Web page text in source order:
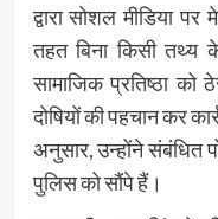
द्वारा सोशल मीडिया
तहत बिना किसी तथ्य
सामाजिक प्रतिष्ठा
दोषियों की पहचान कर
अनुसार, उन्होंने संबंधित
पुलिस को सौंपे हैं।